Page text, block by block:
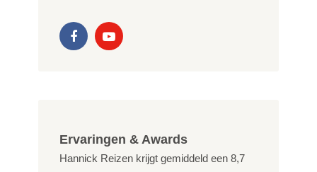
Ervaringen & Awards
Hannick Reizen krijgt gemiddeld een 8,7